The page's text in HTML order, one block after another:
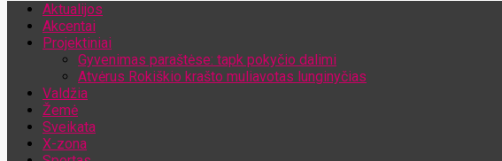
Aktualijos
Akcentai
Projektiniai
Gyvenimas paraštėse: tapk pokyčio dalimi
Atvėrus Rokiškio krašto muliavotas lunginyčias
Valdžia
Žemė
Sveikata
X-zona